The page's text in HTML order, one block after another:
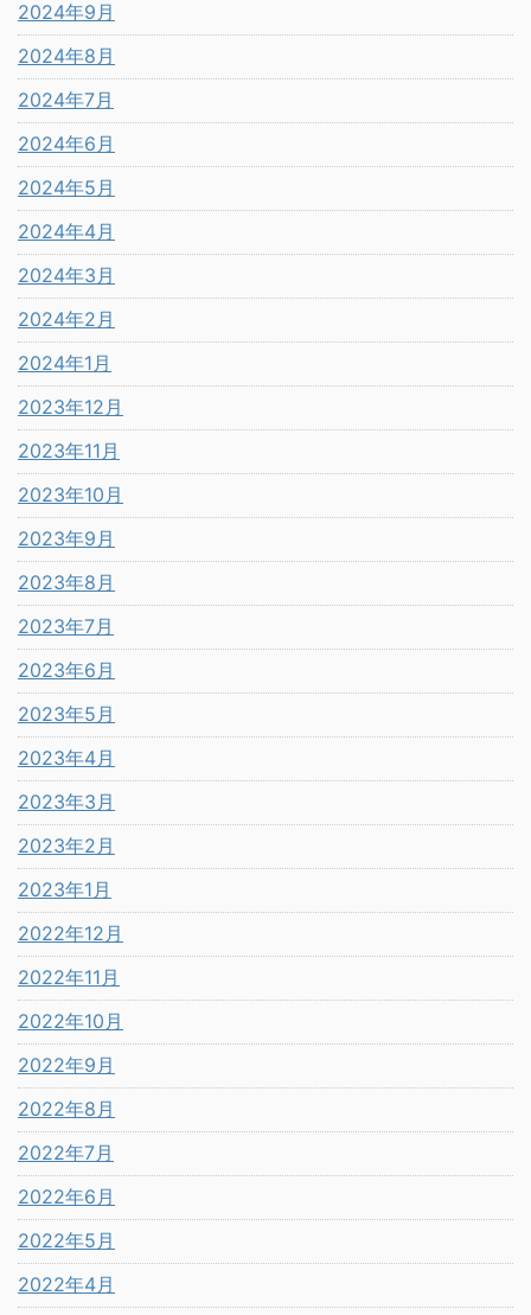
2024年9月
2024年8月
2024年7月
2024年6月
2024年5月
2024年4月
2024年3月
2024年2月
2024年1月
2023年12月
2023年11月
2023年10月
2023年9月
2023年8月
2023年7月
2023年6月
2023年5月
2023年4月
2023年3月
2023年2月
2023年1月
2022年12月
2022年11月
2022年10月
2022年9月
2022年8月
2022年7月
2022年6月
2022年5月
2022年4月